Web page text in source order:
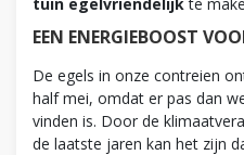
EEN ENERGIEBOOST
De egels in onze contreien
half mei, omdat er pas dan
vinden is. Door de
de laatste jaren kan het zijn